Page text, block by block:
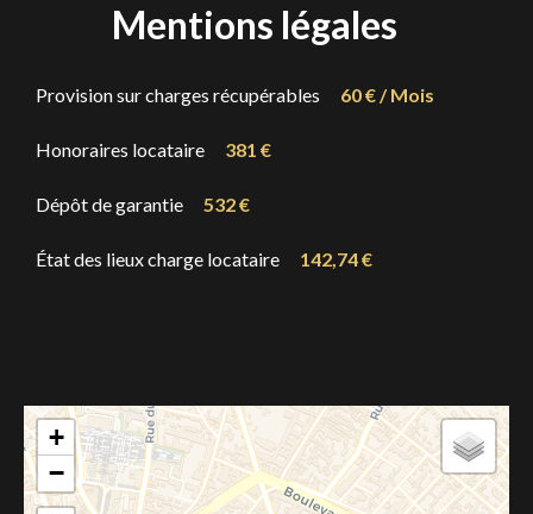
Mentions légales
Provision sur charges récupérables 60 € / Mois
Honoraires locataire 381 €
Dépôt de garantie 532 €
État des lieux charge locataire 142,74 €
+
−